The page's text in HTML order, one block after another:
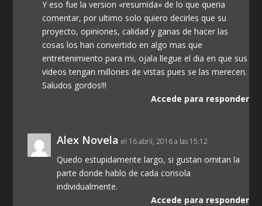
Y eso fue la version «resumida» de lo que queria
comentar, por ultimo solo quiero decirles que su
proyecto, opiniones, calidad y ganas de hacer las
cosas los han convertido en algo mas que
entretenimiento para mi, ojala llegue el dia en que sus
videos tengan millones de vistas pues se las merecen.
Saludos gordos!!!
Accede para responder
Alex Novela el 16 abril, 2016 a las 15:12
Quedo estupidamente largo, si gustan omitan la
parte donde hablo de cada consola
individualmente.
Accede para responder